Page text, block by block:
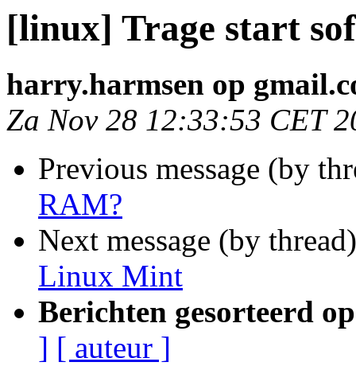
[linux] Trage start
harry.harmsen op
Za Nov 28 12:33:53 CET
Previous message (by
RAM?
Next message (by
Linux Mint
Berichten gesorteerd
] [ auteur ]